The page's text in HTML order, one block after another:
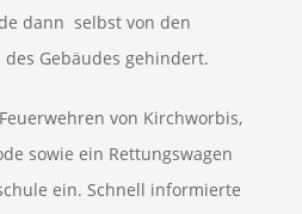
dann selbst von den
des Gebäudes gehindert.
von Kirchworbis,
sowie ein Rettungswagen
ein. Schnell informierte